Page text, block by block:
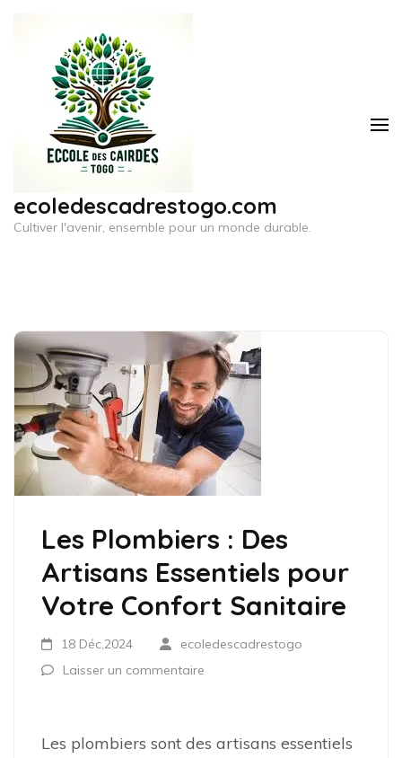
contenu
(Pressez
ecoledescadrestogo.com
Cultiver l'avenir, ensemble pour un monde durable.
Les Plombiers : Des
Artisans Essentiels pour
Votre Confort Sanitaire
18 Déc,2024
ecoledescadrestogo
Laisser un commentaire
Les plombiers sont des artisans essentiels